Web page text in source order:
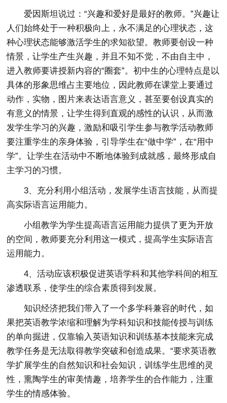
爱因斯坦说过：“兴趣和爱好是最好的教师。”兴趣让
人们始终处于一种积极向上，永不满足的心理状态，这
种心理状态能够激活学生的求知欲望。教师要创设一种
情景，让学生产生兴趣，并且不知不觉，不由自主中，
进入教师要讲授新内容的“圈套”。初中生的心理特点是以
具体的形象思维占主要地位，因此教师在课堂上要通过
动作，实物，图片来表达语言意义，甚至要创设真实的
有意义的情景，让学生得到直观的感性的认识，从而激
发学生学习的兴趣，激励和吸引学生参与教学活动教师
要注重学生的亲身体验，引导学生在“做中学”，在“用中
学”。让学生在活动中不断地体验到成就感，最终形成自
主学习的习惯。
3、充分利用小组活动，发展学生语言技能，从而提
高实际语言运用能力。
小组教学为学生提高语言运用能力提供了更为开放
的空间，教师要充分利用这一模式，提高学生实际语言
运用能力。
4、活动应该积极促进英语学科和其他学科间的相互
渗透联系，使学生的综合素质得到发展。
知识经济把我们带入了一个多学科兼容的时代，如
果把英语教学浓缩和理解为学科知识和技能传授与训练
的单向掘进，仅靠输入英语知识和训练基本技能来完成
教学任务是无法取得教学突破和创造成果。“要求英语教
学扩展学生的自然知识和社会知识，训练学生思维的灵
性，熏陶学生的审美情趣，培养学生的合作能力，注重
学生的情感体验。